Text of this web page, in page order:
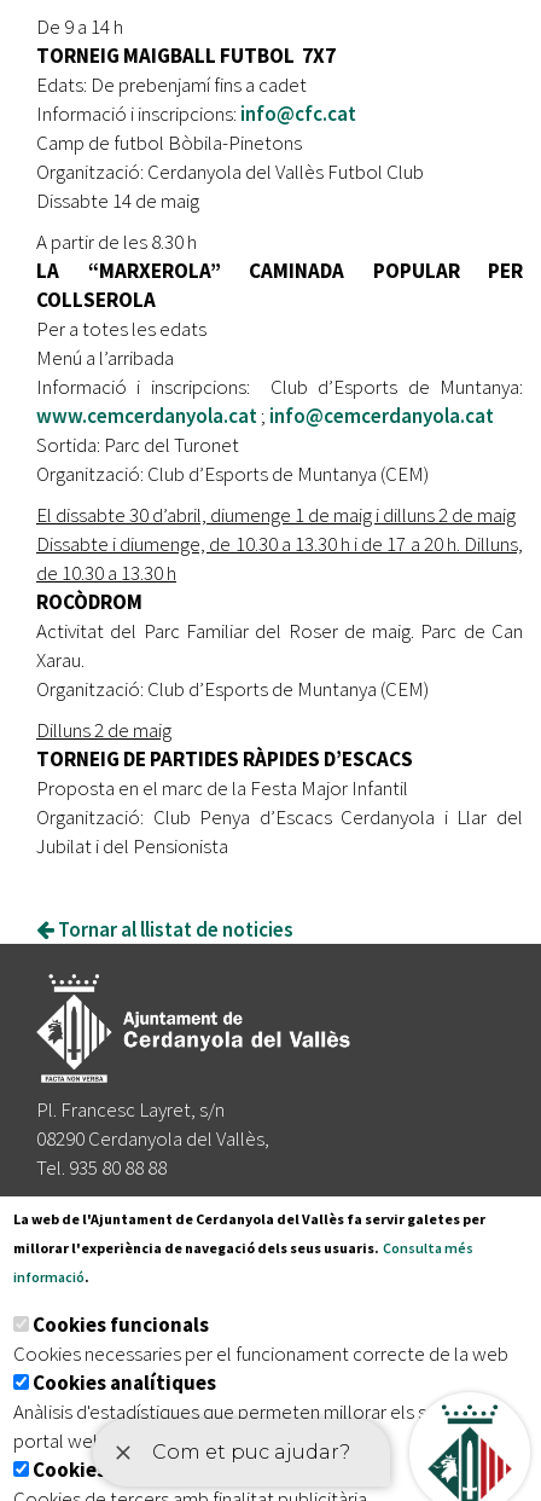
De 9 a 14 h
TORNEIG MAIGBALL FUTBOL 7X7
Edats: De prebenjamí fins a cadet
Informació i inscripcions: info@cfc.cat
Camp de futbol Bòbila-Pinetons
Organització: Cerdanyola del Vallès Futbol Club
Dissabte 14 de maig
A partir de les 8.30 h
LA “MARXEROLA” CAMINADA POPULAR PER
COLLSEROLA
Per a totes les edats
Menú a l’arribada
Informació i inscripcions: Club d’Esports de Muntanya:
www.cemcerdanyola.cat; info@cemcerdanyola.cat
Sortida: Parc del Turonet
Organització: Club d’Esports de Muntanya (CEM)
El dissabte 30 d’abril, diumenge 1 de maig i dilluns 2 de maig
Dissabte i diumenge, de 10.30 a 13.30 h i de 17 a 20 h. Dilluns,
de 10.30 a 13.30 h
ROCÒDROM
Activitat del Parc Familiar del Roser de maig. Parc de Can
Xarau.
Organització: Club d’Esports de Muntanya (CEM)
Dilluns 2 de maig
TORNEIG DE PARTIDES RÀPIDES D’ESCACS
Proposta en el marc de la Festa Major Infantil
Organització: Club Penya d’Escacs Cerdanyola i Llar del
Jubilat i del Pensionista
Tornar al llistat de noticies
Pl. Francesc Layret, s/n
08290 Cerdanyola del Vallès,
Tel. 935 80 88 88
Segueix-nos a:
Subscriu-te al nostre butlletí
Inici | Avís legal | Protecció de dades
| Accessibilitat
La web de l'Ajuntament de Cerdanyola del Vallès fa servir galetes per
millorar l'experiència de navegació dels seus usuaris. Consulta més
informació.
Cookies funcionals
Cookies necessaries per el funcionament correcte de la web
Cookies analítiques
Anàlisis d'estadístiques que permeten millorar els serveis del
portal web
Cookies publicitàries